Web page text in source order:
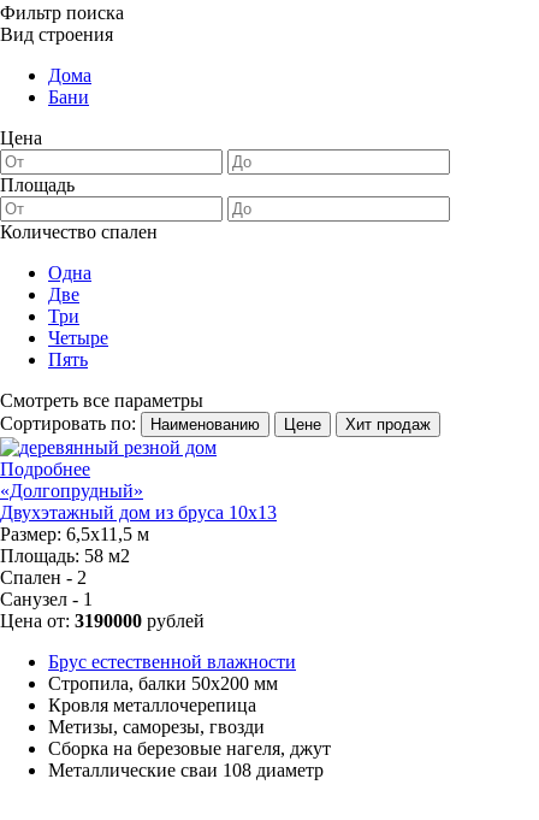
Фильтр поиска
Вид строения
Дома
Бани
Цена
Площадь
Количество спален
Одна
Две
Три
Четыре
Пять
Смотреть все параметры
Сортировать по:
Наименованию Цене Хит продаж
Подробнее
«Долгопрудный»
Двухэтажный дом из бруса 10х13
Размер: 6,5х11,5 м
Площадь: 58 м2
Спален - 2
Санузел - 1
Цена от: 3190000 рублей
Брус естественной влажности
Стропила, балки 50х200 мм
Кровля металлочерепица
Метизы, саморезы, гвозди
Сборка на березовые нагеля, джут
Металлические сваи 108 диаметр